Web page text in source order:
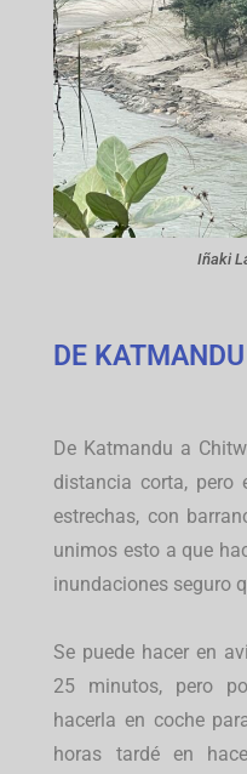
Iñaki
DE
De Katmandu a
distancia corta, pero
estrechas, con
unimos esto a que
inundaciones seguro
Se puede hacer en
25 minutos, pero
hacerla en coche
horas tardé en